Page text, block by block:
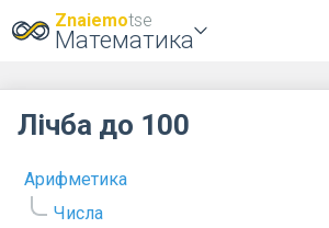
Znaiemotse
Математика
Арифметика
Числа
Лічба до 100